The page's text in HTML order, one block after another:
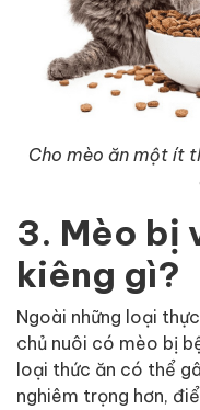
Cho mèo ăn một ít
3. Mèo bị
kiêng gì?
Ngoài những loại
chủ nuôi có mèo bị
loại thức ăn có thể
nghiêm trọng hơn,